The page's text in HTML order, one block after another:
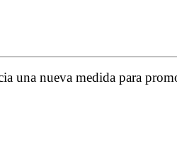
una nueva medida para